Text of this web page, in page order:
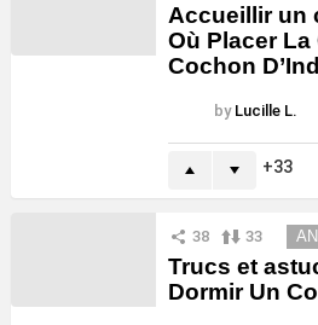
Accueillir un
Où Placer La
Cochon
by Lucille L.
33
38 33
Trucs et
Dormir Un